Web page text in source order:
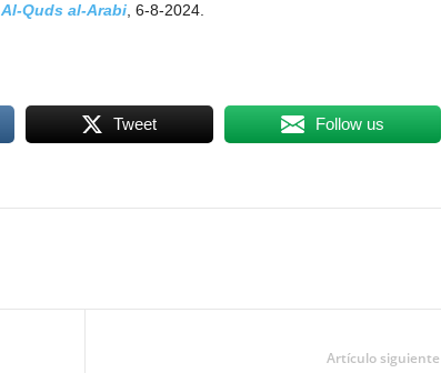
Al-Quds al-Arabi, 6-8-2024.
Tweet Follow us
Artículo siguiente